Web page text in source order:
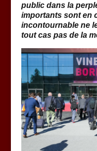
public dans la
importants sont en
incontournable ne
tout cas pas de la